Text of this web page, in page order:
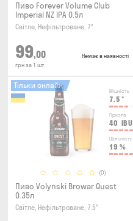
Пиво Forever Volume Club
Imperial NZ IPA 0.5л
Світле, Нефільтроване, 7°
99,00
грн за 1 шт
Немає в наявності
Міцність
7.5 °
Гіркота
40 IBU
Щільність
19 %
(0)
Тільки онлайн
Пиво Volynski Browar Quest
0.35л
Світле, Нефільтроване, 7.5°